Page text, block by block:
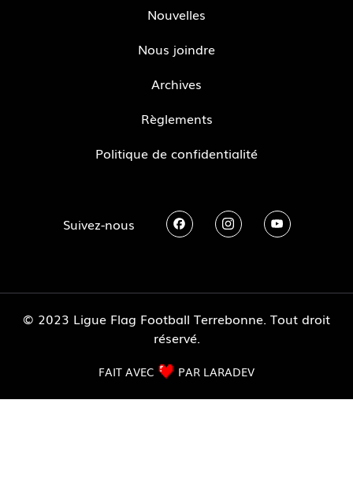
Nouvelles
Nous joindre
Archives
Règlements
Politique de confidentialité
Suivez-nous
© 2023 Ligue Flag Football Terrebonne. Tout droit
réservé.
FAIT AVEC PAR LARADEV